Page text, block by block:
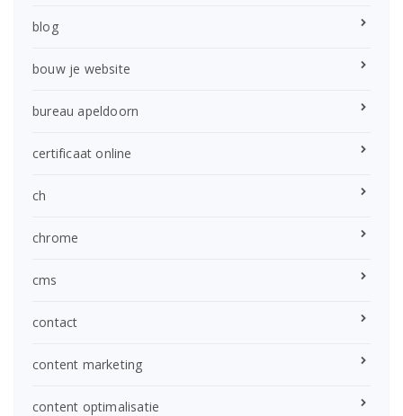
blog
bouw je website
bureau apeldoorn
certificaat online
ch
chrome
cms
contact
content marketing
content optimalisatie